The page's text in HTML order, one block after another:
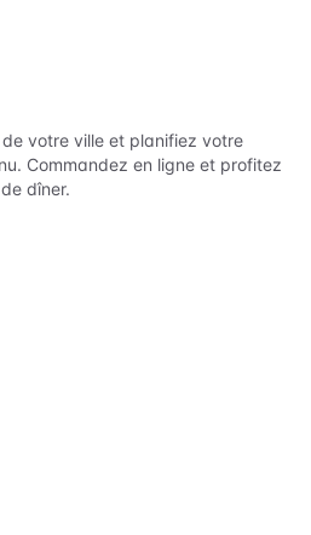
votre ville et planifiez votre
Commandez en ligne et profitez
dîner.